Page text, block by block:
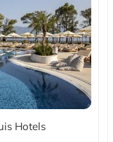
Hotels